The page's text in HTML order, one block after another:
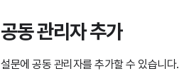
공동 관리자 추가
설문에 공동 관리자를 추가할 수 있습니다.